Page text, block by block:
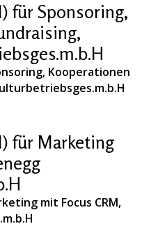
für Sponsoring,
Kooperationen
für Marketing
mit Focus CRM,